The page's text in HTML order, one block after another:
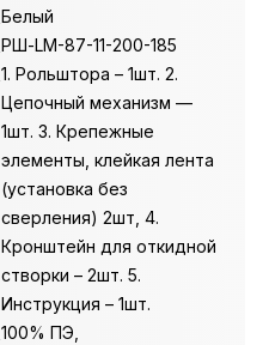
Белый
РШ-LM-87-11-200-185
1. Рольштора – 1шт. 2.
Цепочный механизм —
1шт. 3. Крепежные
элементы, клейкая лента
(установка без
сверления) 2шт, 4.
Кронштейн для откидной
створки – 2шт. 5.
Инструкция – 1шт.
100% ПЭ,